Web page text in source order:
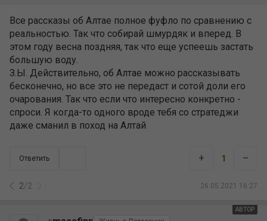
Все рассказы об Алтае полное фуфло по сравнению с
реальностью. Так что собирай шмурдяк и вперед. В
этом году весна поздняя, так что еще успеешь застать
большую воду.
З.Ы. Действительно, об Алтае можно рассказывать
бесконечно, но все это не передаст и сотой доли его
очарования. Так что если что интересно конкретно -
спроси. Я когда-то одного вроде тебя со стратеджи
даже сманил в поход на Алтай
Ответить
2/2 26.05.2021 16:27
+ 1 –
АВТОР